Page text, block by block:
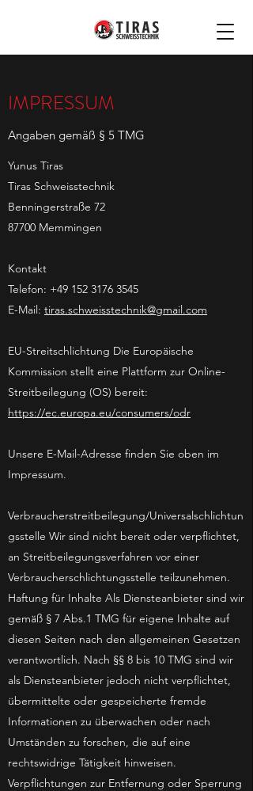
IMPRESSUM
Yunus Tiras
Tiras Schweisstechnik
Benningerstraße 72
87700 Memmingen
Kontakt
Telefon: +49 152 3176 3545
E-Mail: tiras.schweisstechnik@gmail.com
EU-Streitschlichtung Die Europäische
Kommission stellt eine Plattform zur Online-
Streitbeilegung (OS) bereit:
https://ec.europa.eu/consumers/odr
Unsere E-Mail-Adresse finden Sie oben im
Impressum.
Verbraucherstreitbeilegung/Universalschlichtun
gsstelle Wir sind nicht bereit oder verpflichtet,
an Streitbeilegungsverfahren vor einer
Verbraucherschlichtungsstelle teilzunehmen.
Haftung für Inhalte Als Diensteanbieter sind wir
gemäß § 7 Abs.1 TMG für eigene Inhalte auf
diesen Seiten nach den allgemeinen Gesetzen
verantwortlich. Nach §§ 8 bis 10 TMG sind wir
als Diensteanbieter jedoch nicht verpflichtet,
übermittelte oder gespeicherte fremde
Informationen zu überwachen oder nach
Umständen zu forschen, die auf eine
rechtswidrige Tätigkeit hinweisen.
Verpflichtungen zur Entfernung oder Sperrung
Angaben gemäß § 5 TMG